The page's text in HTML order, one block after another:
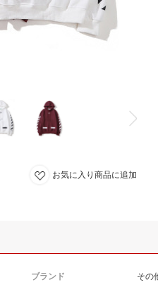
お気に入り商品に追加
ブランド その